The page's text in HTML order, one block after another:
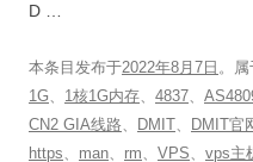
D …
本条目发布于2022年8月7日 。属
1G、 1核1G内存、 4837、
CN2 GIA线路、 DMIT、 DMIT官
https、 man、 rm、 VPS、 vps主